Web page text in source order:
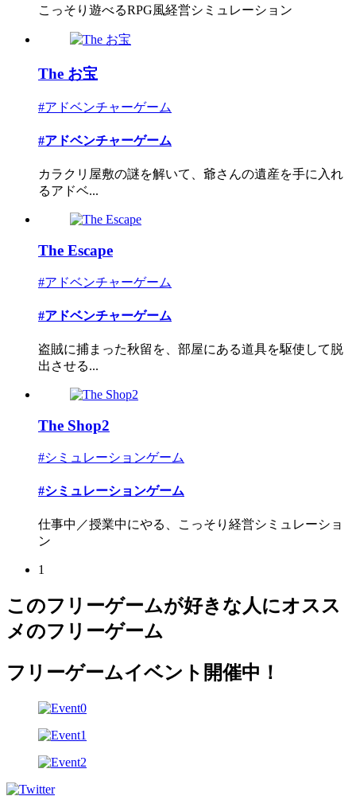
こっそり遊べるRPG風経営シミュレーション
The お宝
#アドベンチャーゲーム
#アドベンチャーゲーム
カラクリ屋敷の謎を解いて、爺さんの遺産を手に入れ
るアドベ...
The Escape
#アドベンチャーゲーム
#アドベンチャーゲーム
盗賊に捕まった秋留を、部屋にある道具を駆使して脱
出させる...
The Shop2
#シミュレーションゲーム
#シミュレーションゲーム
仕事中／授業中にやる、こっそり経営シミュレーショ
ン
1
このフリーゲームが好きな人にオスス
メのフリーゲーム
フリーゲームイベント開催中！